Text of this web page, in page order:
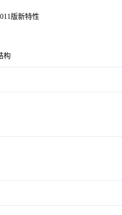
版新特性
构